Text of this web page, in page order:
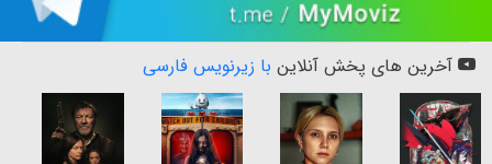
آخرین های پخش آنلاین با زیرنویس فارسی